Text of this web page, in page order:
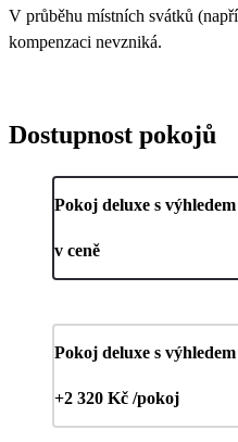
V průběhu místních svátků
kompenzaci nevzniká.
Dostupnost pokojů
Pokoj deluxe s
v ceně
Pokoj deluxe s
+2 320 Kč /pokoj